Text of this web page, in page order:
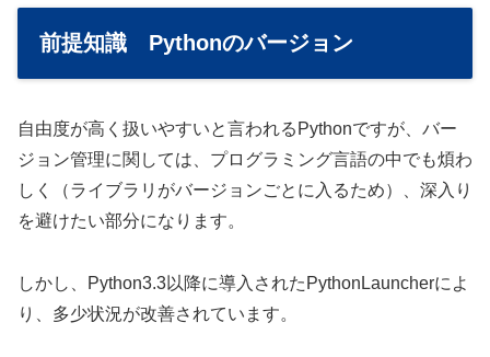
前提知識 Pythonのバージョン
自由度が高く扱いやすいと言われるPythonですが、バー
ジョン管理に関しては、プログラミング言語の中でも煩わ
しく（ライブラリがバージョンごとに入るため）、深入り
を避けたい部分になります。
しかし、Python3.3以降に導入されたPythonLauncherによ
り、多少状況が改善されています。